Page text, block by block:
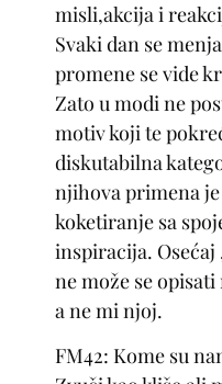
misli,akcija i
Svaki dan se
promene se vide
Zato u modi ne
motiv koji te
diskutabilna
njihova primena
koketiranje sa
inspiracija.
ne može se
a ne mi njoj.
FM42: Kome su